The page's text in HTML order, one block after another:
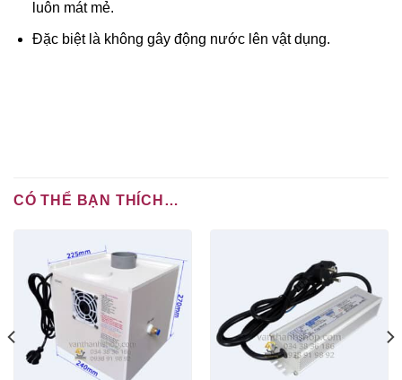
luôn mát mẻ.
Đặc biệt là không gây động nước lên vật dụng.
CÓ THỂ BẠN THÍCH…